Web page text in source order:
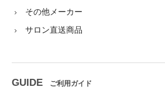
その他メーカー
サロン直送商品
GUIDE ご利用ガイド